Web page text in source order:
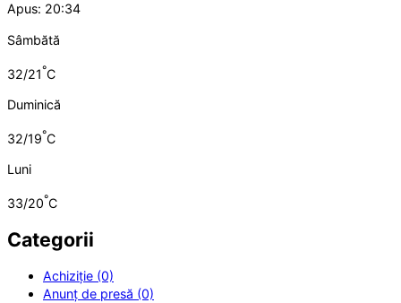
Apus: 20:34
Sâmbătă
32/21°C
Duminică
32/19°C
Luni
33/20°C
Categorii
Achiziție (0)
Anunț de presă (0)